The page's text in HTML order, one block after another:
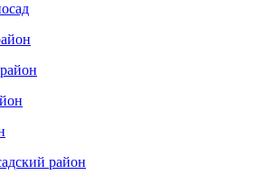
район